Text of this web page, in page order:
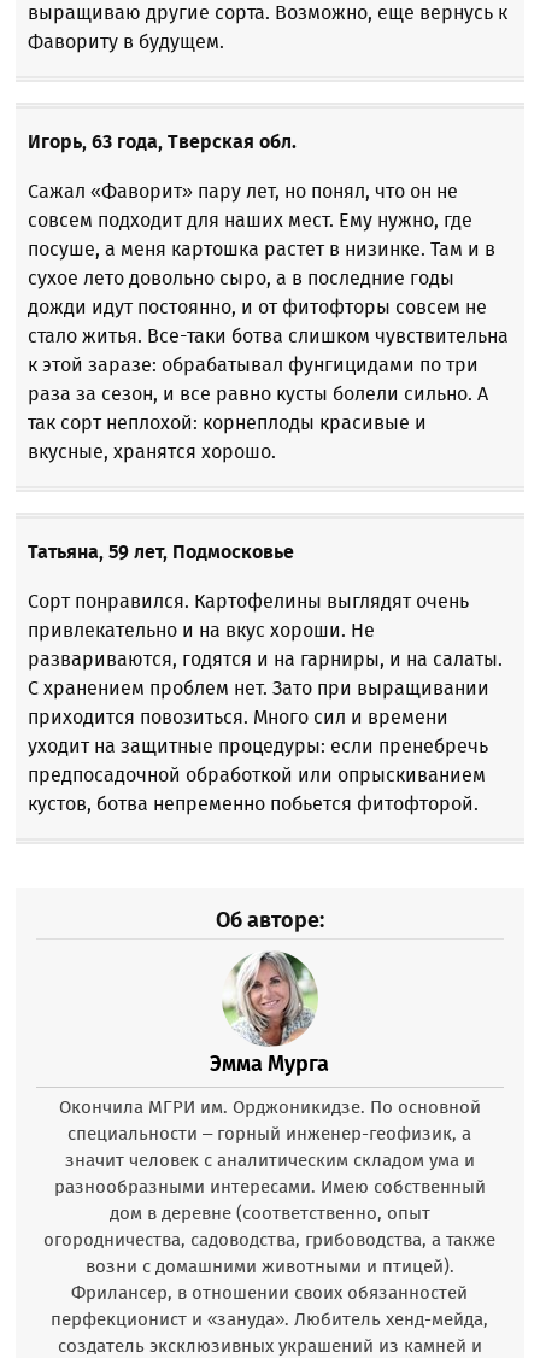
выращиваю другие сорта. Возможно, еще вернусь к
Фавориту в будущем.
Игорь, 63 года, Тверская обл.
Сажал «Фаворит» пару лет, но понял, что он не
совсем подходит для наших мест. Ему нужно, где
посуше, а меня картошка растет в низинке. Там и в
сухое лето довольно сыро, а в последние годы
дожди идут постоянно, и от фитофторы совсем не
стало житья. Все-таки ботва слишком чувствительна
к этой заразе: обрабатывал фунгицидами по три
раза за сезон, и все равно кусты болели сильно. А
так сорт неплохой: корнеплоды красивые и
вкусные, хранятся хорошо.
Татьяна, 59 лет, Подмосковье
Сорт понравился. Картофелины выглядят очень
привлекательно и на вкус хороши. Не
развариваются, годятся и на гарниры, и на салаты.
С хранением проблем нет. Зато при выращивании
приходится повозиться. Много сил и времени
уходит на защитные процедуры: если пренебречь
предпосадочной обработкой или опрыскиванием
кустов, ботва непременно побьется фитофторой.
Об авторе:
Эмма Мурга
Окончила МГРИ им. Орджоникидзе. По основной
специальности – горный инженер-геофизик, а
значит человек с аналитическим складом ума и
разнообразными интересами. Имею собственный
дом в деревне (соответственно, опыт
огородничества, садоводства, грибоводства, а также
возни с домашними животными и птицей).
Фрилансер, в отношении своих обязанностей
перфекционист и «зануда». Любитель хенд-мейда,
создатель эксклюзивных украшений из камней и